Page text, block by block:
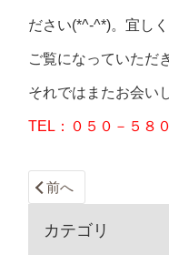
ださい(*^-^*)。宜し
ご覧になっていただ
それではまたお会い
TEL：０５０－５８
前へ
カテゴリ